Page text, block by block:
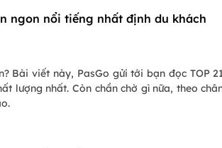
ngon nổi tiếng nhất định du khách
Bài viết này, PasGo gửi tới bạn đọc TOP
lượng nhất. Còn chần chờ gì nữa, theo